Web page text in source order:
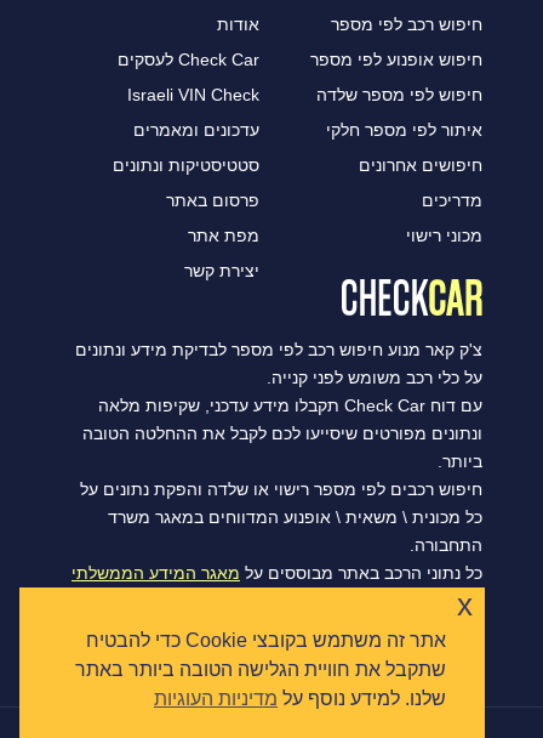
חיפוש רכב לפי מספר
חיפוש אופנוע לפי מספר
חיפוש לפי מספר שלדה
איתור לפי מספר חלקי
חיפושים אחרונים
מדריכים
מכוני רישוי
אודות
Check Car לעסקים
Israeli VIN Check
עדכונים ומאמרים
סטטיסטיקות ונתונים
פרסום באתר
מפת אתר
יצירת קשר
צ'ק קאר מנוע חיפוש רכב לפי מספר לבדיקת מידע ונתונים
על כלי רכב משומש לפני קנייה.
עם דוח Check Car תקבלו מידע עדכני, שקיפות מלאה
ונתונים מפורטים שיסייעו לכם לקבל את ההחלטה הטובה
ביותר.
חיפוש רכבים לפי מספר רישוי או שלדה והפקת נתונים על
כל מכונית \ משאית \ אופנוע המדווחים במאגר משרד
התחבורה.
כל נתוני הרכב באתר מבוססים על מאגר המידע הממשלתי
הפתוח של משרד התחבורה, ומסתנכרנים מדי יום.
אתר זה משתמש בקובצי Cookie כדי להבטיח
שתקבל את חוויית הגלישה הטובה ביותר באתר
שלנו. למידע נוסף על מדיניות העוגיות
x